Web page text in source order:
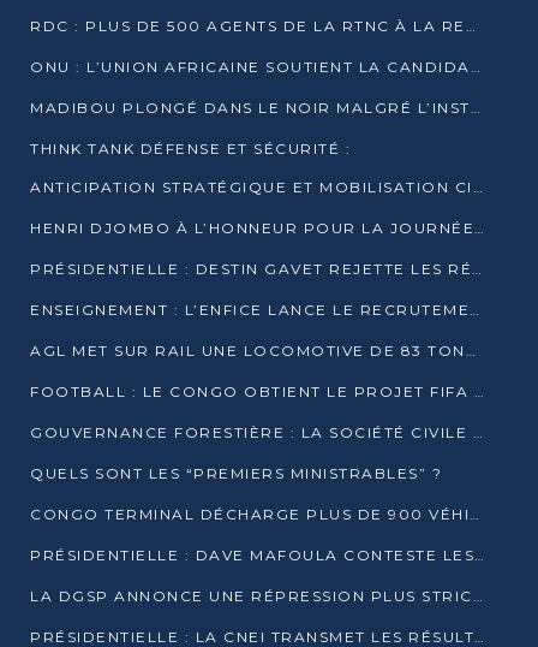
RDC : PLUS DE 500 AGENTS DE LA RTNC À LA RETRAITE, UNE PAGE SE TOURNE
ONU : L’UNION AFRICAINE SOUTIENT LA CANDIDATURE DE MACKY SALL
MADIBOU PLONGÉ DANS LE NOIR MALGRÉ L’INSTALLATION D’UN NOUVEAU TRANSFORMATEUR
THINK TANK DÉFENSE ET SÉCURITÉ :
ANTICIPATION STRATÉGIQUE ET MOBILISATION CITOYENNE POUR NOTRE SOUVERAINETÉ NATIONALE
HENRI DJOMBO À L’HONNEUR POUR LA JOURNÉE MONDIALE DU THÉÂTRE
PRÉSIDENTIELLE : DESTIN GAVET REJETTE LES RÉSULTATS ET APPELLE À UN DIALOGUE NATIONAL
ENSEIGNEMENT : L’ENFICE LANCE LE RECRUTEMENT DE SA PREMIÈRE PROMOTION DE PROFESSEURS DES ÉCOLES
AGL MET SUR RAIL UNE LOCOMOTIVE DE 83 TONNES À POINTE-NOIRE
FOOTBALL : LE CONGO OBTIENT LE PROJET FIFA ARENA POUR SES 15 DÉPARTEMENTS
GOUVERNANCE FORESTIÈRE : LA SOCIÉTÉ CIVILE CONGOLAISE AFFICHE SES PRIORITÉS POUR 2026
QUELS SONT LES “PREMIERS MINISTRABLES” ?
CONGO TERMINAL DÉCHARGE PLUS DE 900 VÉHICULES EN QUELQUES HEURES
PRÉSIDENTIELLE : DAVE MAFOULA CONTESTE LES RÉSULTATS PROVISOIRES
LA DGSP ANNONCE UNE RÉPRESSION PLUS STRICTE CONTRE LES MOTO-TAXIS
PRÉSIDENTIELLE : LA CNEI TRANSMET LES RÉSULTATS PROVISOIRES À LA COUR CONSTITUTIONNELLE